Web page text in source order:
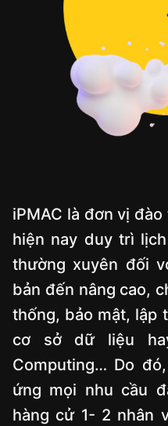
iPMAC là đơn vị
hiện nay duy trì
thường xuyên đối
bản đến nâng cao,
thống, bảo mật, lập
cơ sở dữ liệu
Computing… Do
ứng mọi nhu cầu
hàng cử 1- 2 nhân